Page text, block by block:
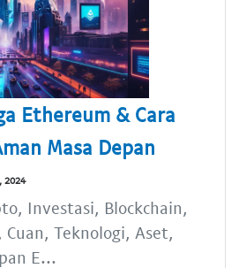
Ethereum & Cara
Masa Depan
2024
Investasi, Blockchain,
Cuan, Teknologi, Aset,
E...